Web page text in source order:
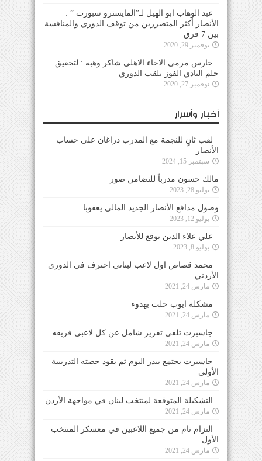
عبد الوهاب ابو الهيل لـ”المايسترو سبورت ” :
الأنصار أكثر المتضررين من توقف الدوري والمنافسة
بين 7 فرق
نوفمبر 29, 2020
حارس مرمى الاخاء الاهلي شاكر وهبه : لتحقيق
حلم النادي الفوز بلقب الدوري
نوفمبر 27, 2020
أخبار وأسرار
لقب ثانٍ للنجمة مع المدرب دراغان على حساب
الأنصار
سبتمبر 15, 2024
مالك حسون مدرباً للتضامن صور
يوليو 28, 2023
وصول مدافع الأنصار الجديد المالي يعقوبا
يوليو 12, 2023
علي علاء الدين يوقع للأنصار
يوليو 8, 2023
محمد قصاص اول لاعب لبناني احترف في الدوري
الأردني
مارس 24, 2021
مشكلة ايوب حلت بهدوء
مارس 24, 2021
جاسبرت تلقى تقرير شامل عن كل لاعبي فريقه
مارس 24, 2021
جاسبرت يجتمع ببدر اليوم ثم يقود حصته التدريبية
الأولى
مارس 24, 2021
التشكيلة المتوقعة لمنتخب لبنان في مواجهة الأردن
مارس 24, 2021
التزام تام من جميع اللاعبين في معسكر المنتخب
الأول
مارس 24, 2021